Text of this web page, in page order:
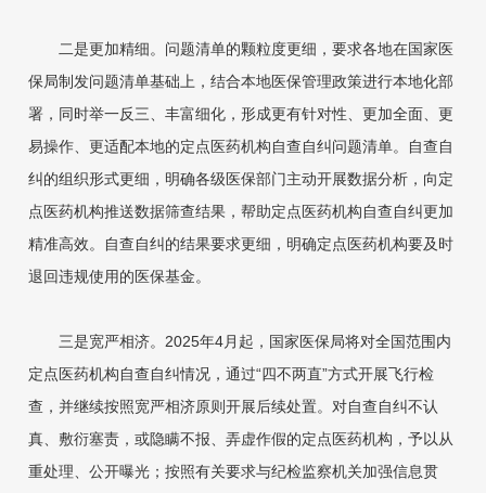
二是更加精细。问题清单的颗粒度更细，要求各地在国家医
保局制发问题清单基础上，结合本地医保管理政策进行本地化部
署，同时举一反三、丰富细化，形成更有针对性、更加全面、更
易操作、更适配本地的定点医药机构自查自纠问题清单。自查自
纠的组织形式更细，明确各级医保部门主动开展数据分析，向定
点医药机构推送数据筛查结果，帮助定点医药机构自查自纠更加
精准高效。自查自纠的结果要求更细，明确定点医药机构要及时
退回违规使用的医保基金。
三是宽严相济。2025年4月起，国家医保局将对全国范围内
定点医药机构自查自纠情况，通过“四不两直”方式开展飞行检
查，并继续按照宽严相济原则开展后续处置。对自查自纠不认
真、敷衍塞责，或隐瞒不报、弄虚作假的定点医药机构，予以从
重处理、公开曝光；按照有关要求与纪检监察机关加强信息贯